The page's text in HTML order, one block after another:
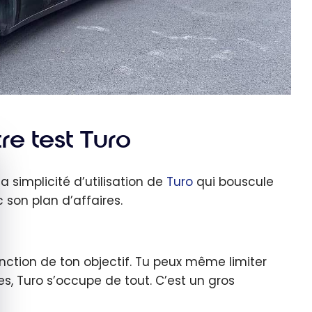
le bandeau des cookies
test Turo
simplicité d’utilisation de Turo qui bouscule
plan d’affaires.
de ton objectif. Tu peux même limiter
Turo s’occupe de tout. C’est un gros